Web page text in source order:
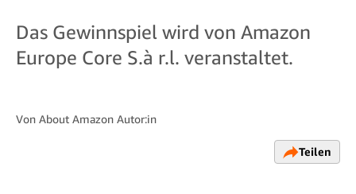
Das Gewinnspiel wird von Amazon
Europe Core S.à r.l. veranstaltet.
Von About Amazon Autor:in
Teilen